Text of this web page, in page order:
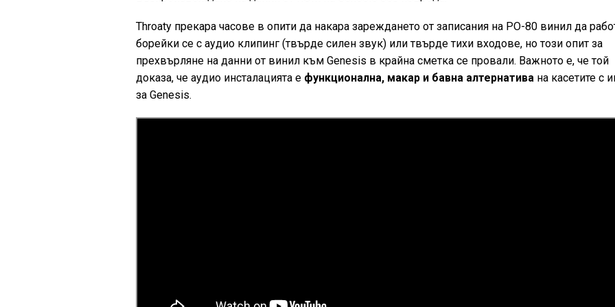
Throaty прекара часове в опити да накара зареждането от записания на PO-80 винил да
борейки се с аудио клипинг (твърде силен звук) или твърде тихи входове, но този опит за
прехвърляне на данни от винил към Genesis в крайна сметка се провали. Важното е, че той
доказа, че аудио инсталацията е функционална, макар и бавна алтернатива на касетите с
за Genesis.